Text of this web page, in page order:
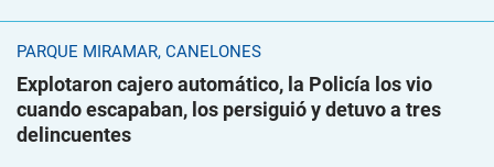
PARQUE MIRAMAR, CANELONES
Explotaron cajero automático, la Policía los vio
cuando escapaban, los persiguió y detuvo a tres
delincuentes